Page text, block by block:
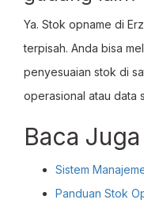
Ya. Stok opname di
terpisah. Anda bisa
penyesuaian stok di
operasional atau data
Baca Juga
Sistem
Panduan Stok